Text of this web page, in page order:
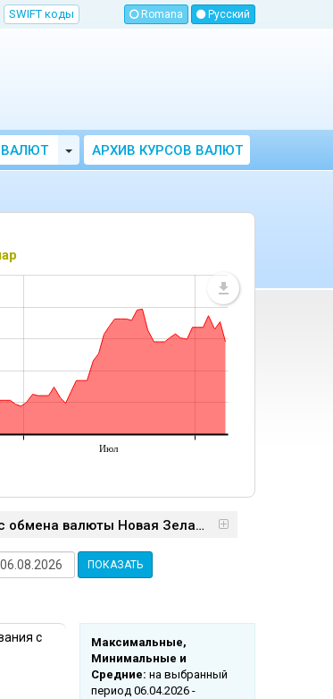
SWIFT коды Romana Русский
Toggle Dropdown
АРХИВ КУРСОВ ВАЛЮТ
НБМ
Июл
Курс НБМ: новозеландский доллар (NZD) / молдавский лей (MDL) - Курс обменa валюты Новая Зеландия
ПОКАЗАТЬ
с
Mаксимальные,
Mинимальные и
Cредние: на выбранный
период 06.04.2026 -